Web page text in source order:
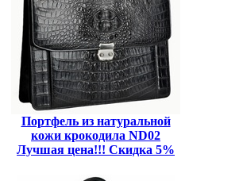
Портфель из натуральной
кожи крокодила ND02
Лучшая цена!!! Скидка 5%